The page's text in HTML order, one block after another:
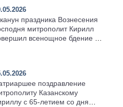
праздника Вознесения
митрополит Кирилл
всенощное бдение в
поздравление
Казанскому
с 65-летием со дня